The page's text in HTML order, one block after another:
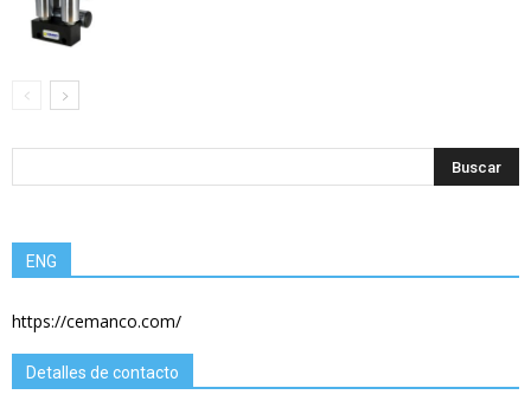
ENG
https://cemanco.com/
Detalles de contacto